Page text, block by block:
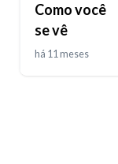
Como você
se vê
há 11 meses